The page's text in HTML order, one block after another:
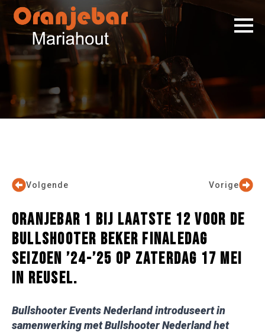
Vorige
Volgende
ORANJEBAR 1 BIJ LAATSTE 12 VOOR DE
BULLSHOOTER BEKER FINALEDAG
SEIZOEN ’24-’25 OP ZATERDAG 17 MEI
IN REUSEL.
Bullshooter Events Nederland introduseert in
samenwerking met Bullshooter Nederland het